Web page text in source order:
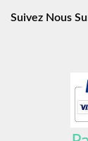
Suivez Nous